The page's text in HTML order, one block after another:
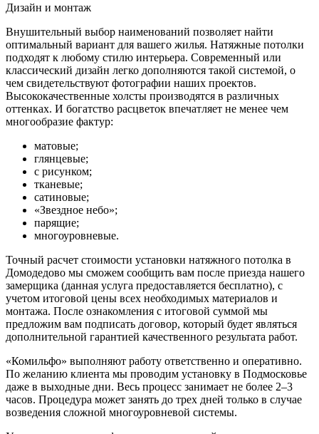
Дизайн и монтаж
Внушительный выбор наименований позволяет найти
оптимальный вариант для вашего жилья. Натяжные потолки
подходят к любому стилю интерьера. Современный или
классический дизайн легко дополняются такой системой, о
чем свидетельствуют фотографии наших проектов.
Высококачественные холсты производятся в различных
оттенках. И богатство расцветок впечатляет не менее чем
многообразие фактур:
матовые;
глянцевые;
с рисунком;
тканевые;
сатиновые;
«Звездное небо»;
парящие;
многоуровневые.
Точный расчет стоимости установки натяжного потолка в
Домодедово мы сможем сообщить вам после приезда нашего
замерщика (данная услуга предоставляется бесплатно), с
учетом итоговой цены всех необходимых материалов и
монтажа. После ознакомления с итоговой суммой мы
предложим вам подписать договор, который будет являться
дополнительной гарантией качественного результата работ.
«Комильфо» выполняют работу ответственно и оперативно.
По желанию клиента мы проводим установку в Подмосковье
даже в выходные дни. Весь процесс занимает не более 2–3
часов. Процедура может занять до трех дней только в случае
возведения сложной многоуровневой системы.